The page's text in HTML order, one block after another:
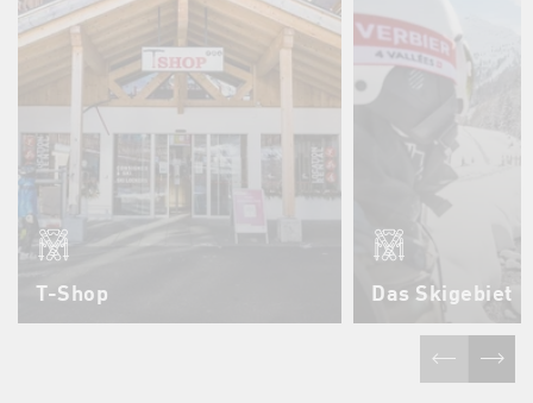
T-Shop Das Skigebiet